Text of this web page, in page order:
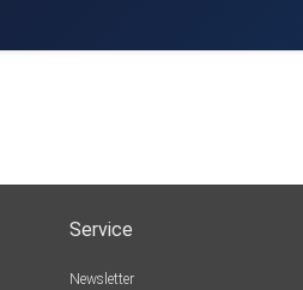
Service
Newsletter